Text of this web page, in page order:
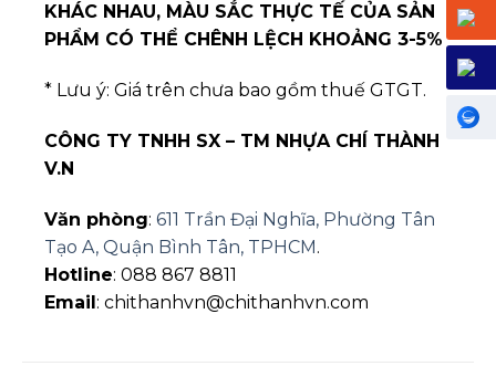
KHÁC NHAU, MÀU SẮC THỰC TẾ CỦA SẢN
PHẨM CÓ THỂ CHÊNH LỆCH KHOẢNG 3-5%
* Lưu ý: Giá trên chưa bao gồm thuế GTGT.
CÔNG TY TNHH SX – TM NHỰA CHÍ THÀNH
V.N
Văn phòng: 611 Trần Đại Nghĩa, Phường Tân
Tạo A, Quận Bình Tân, TPHCM.
Hotline: 088 867 8811
Email: chithanhvn@chithanhvn.com